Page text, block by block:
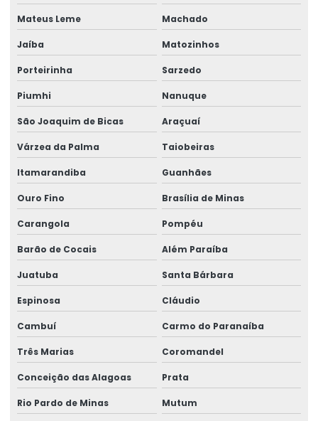
Reforma de caminho de rolamento
Reforma De Equipamentos De Movimentação De Cargas
Reforma De Talhas Elétricas
Reforma de ponte rolante
Reforma de ponte rolante em am
Reforma de ponte rolante em pr
Reforma de ponte rolante em rs
Reforma de talha elétrica
Reforma de talha elétrica em am
Reforma de talha elétrica em sc
Representação swf krantechnik brasil
Retrofit de pontes rolantes
Sensor anti colisão ponte rolante
Mateus Leme Machado
Jaíba Matozinhos
Porteirinha Sarzedo
Piumhi Nanuque
São Joaquim de Bicas Araçuaí
Várzea da Palma Taiobeiras
Itamarandiba Guanhães
Ouro Fino Brasília de Minas
Carangola Pompéu
Barão de Cocais Além Paraíba
Juatuba Santa Bárbara
Espinosa Cláudio
Cambuí Carmo do Paranaíba
Três Marias Coromandel
Conceição das Alagoas Prata
Rio Pardo de Minas Mutum